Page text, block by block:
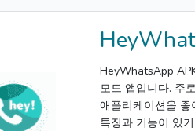
HeyWhatsApp
모드 앱입니다. 주
애플리케이션을
특징과 기능이 있